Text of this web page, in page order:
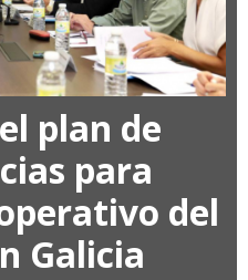
plan de
para
del
Galicia